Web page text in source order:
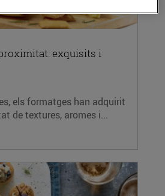
exquisits i
els formatges han adquirit
de textures, aromes i...